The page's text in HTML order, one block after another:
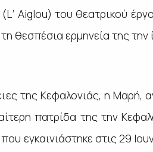
(L’ Aiglou)του θεατρικού
θεσπέσια ερμηνεία της την
της Κεφαλονιάς, η Μαρή,
πατρίδα της την
που εγκαινιάστηκε στις 29